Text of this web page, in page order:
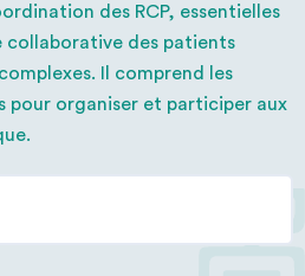
des RCP, essentielles
collaborative des patients
Il comprend les
pour organiser et participer aux